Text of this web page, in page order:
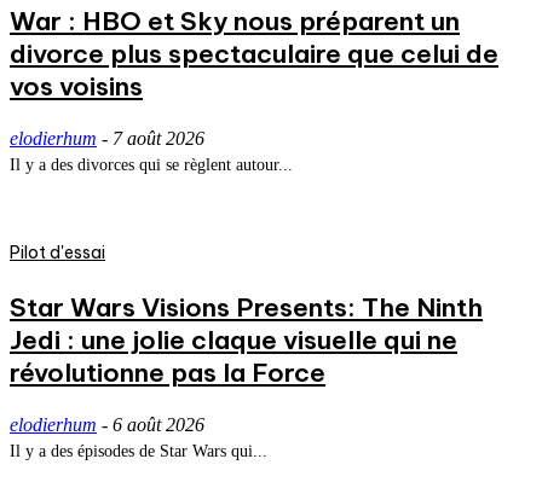
War : HBO et Sky nous préparent un
divorce plus spectaculaire que celui de
vos voisins
elodierhum - 7 août 2026
Il y a des divorces qui se règlent autour...
Pilot d'essai
Star Wars Visions Presents: The Ninth
Jedi : une jolie claque visuelle qui ne
révolutionne pas la Force
elodierhum - 6 août 2026
Il y a des épisodes de Star Wars qui...